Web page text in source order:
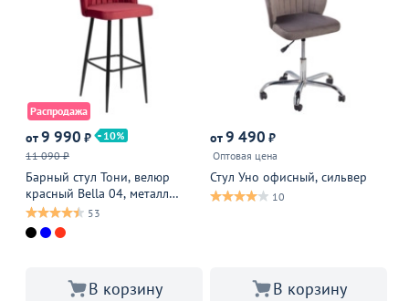
Распродажа
от9 990 ₽
10
11 090 ₽
Барный стул Тони, велюр
красный Bella 04, металл
черный
53
В корзину
от9 490 ₽
Оптовая цена
Стул Уно офисный, сильвер
10
В корзину